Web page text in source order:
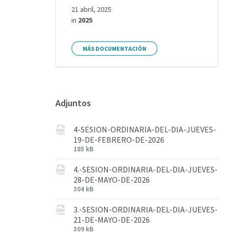
21 abril, 2025
in 2025
MÁS DOCUMENTACIÓN
Adjuntos
4-SESION-ORDINARIA-DEL-DIA-JUEVES-
19-DE-FEBRERO-DE-2026
185 kB
4.-SESION-ORDINARIA-DEL-DIA-JUEVES-
28-DE-MAYO-DE-2026
304 kB
3.-SESION-ORDINARIA-DEL-DIA-JUEVES-
21-DE-MAYO-DE-2026
309 kB